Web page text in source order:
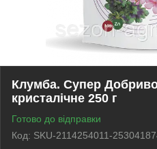
Клумба. Супер
кристалічне 250 г
Готово до відправки
Код: SKU-2114254011-